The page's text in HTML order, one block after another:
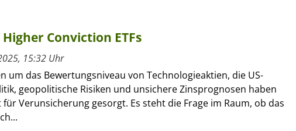
Conviction ETFs
15:32 Uhr
um das Bewertungsniveau von Technologieaktien, die US-
geopolitische Risiken und unsichere Zinsprognosen haben
Verunsicherung gesorgt. Es steht die Frage im Raum, ob das